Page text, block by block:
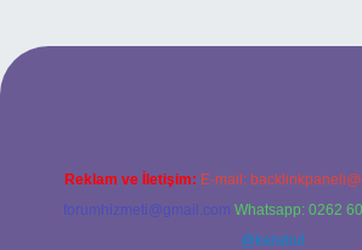
Reklam ve İletişim: E-mail:
forumhizmeti@gmail.com Whatsapp: 0262
@karabul